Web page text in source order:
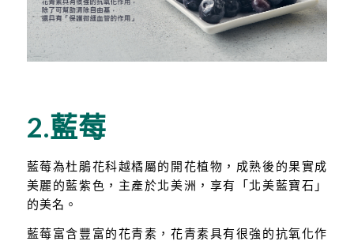
2.藍莓
藍莓為杜鵑花科越橘屬的開花植物，成熟後的果實成
美麗的藍紫色，主產於北美洲，享有「北美藍寶石」
的美名。
藍莓富含豐富的花青素，花青素具有很強的抗氧化作